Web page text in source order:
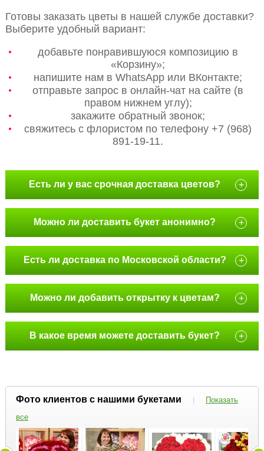
Готовы заказать цветы в нашей службе доставки?
Выберите удобный вариант:
добавьте понравившуюся композицию в
«Корзину»;
напишите нам в WhatsApp или ВКонтакте;
отправьте запрос в онлайн-чат на сайте (в
правом нижнем углу);
закажите обратный звонок;
свяжитесь с флористом по телефону +7 (968)
891-19-11.
Есть ли у вас срочная доставка цветов? +
Можно ли доставить букет анонимно? +
Есть ли доставка по Московской области? +
Можно ли добавить открытку к цветам? +
В какое время можете доставить букет? +
Фото клиентов с нашими букетами |
Показать
все